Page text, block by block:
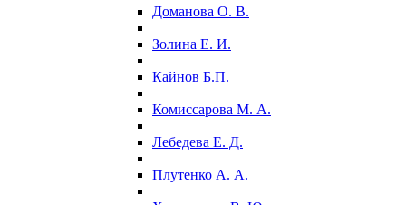
Доманова О. В.
Золина Е. И.
Кайнов Б.П.
Комиссарова М. А.
Лебедева Е. Д.
Плутенко А. А.